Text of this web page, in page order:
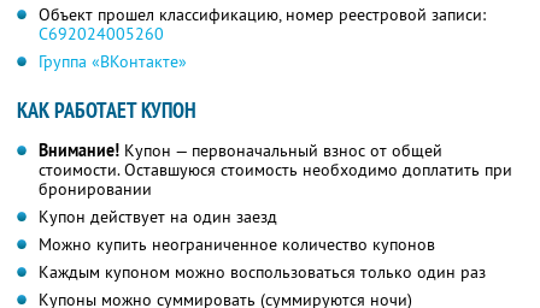
Объект прошел классификацию, номер реестровой записи:
С692024005260
Группа «ВКонтакте»
КАК РАБОТАЕТ КУПОН
Внимание! Купон — первоначальный взнос от общей
стоимости. Оставшуюся стоимость необходимо доплатить при
бронировании
Купон действует на один заезд
Можно купить неограниченное количество купонов
Каждым купоном можно воспользоваться только один раз
Купоны можно суммировать (суммируются ночи)